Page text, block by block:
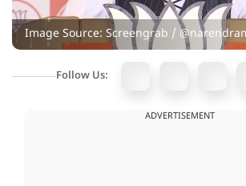
Image Source: Screengrab /
Follow Us:
ADVERTISEMENT